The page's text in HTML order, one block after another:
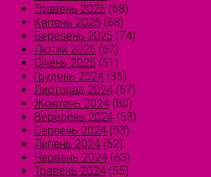
Травень 2025 (68)
Квітень 2025 (68)
Березень 2025 (74)
Лютий 2025 (67)
Січень 2025 (51)
Грудень 2024 (35)
Листопад 2024 (57)
Жовтень 2024 (80)
Вересень 2024 (53)
Серпень 2024 (53)
Липень 2024 (52)
Червень 2024 (63)
Травень 2024 (55)